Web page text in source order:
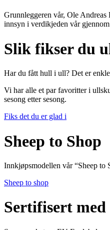
Grunnleggeren vår, Ole
innsyn i verdikjeden vår
Slik fikser du
Har du fått hull i ull? Det er
Vi har alle et par favoritter i
sesong etter sesong.
Fiks det du er glad i
Sheep to Shop
Innkjøpsmodellen vår “Sheep to
Sheep to shop
Sertifisert